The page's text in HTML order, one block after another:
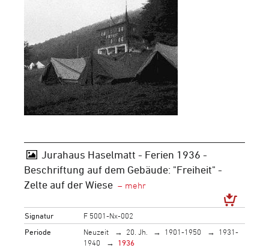
Jurahaus Haselmatt - Ferien 1936 -
Beschriftung auf dem Gebäude: "Freiheit" -
Zelte auf der Wiese
Signatur
F 5001-Nx-002
Periode
Neuzeit 20. Jh. 1901-1950
1931-
1940
1936